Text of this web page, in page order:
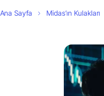
Ana Sayfa Midas’ın Kulakları